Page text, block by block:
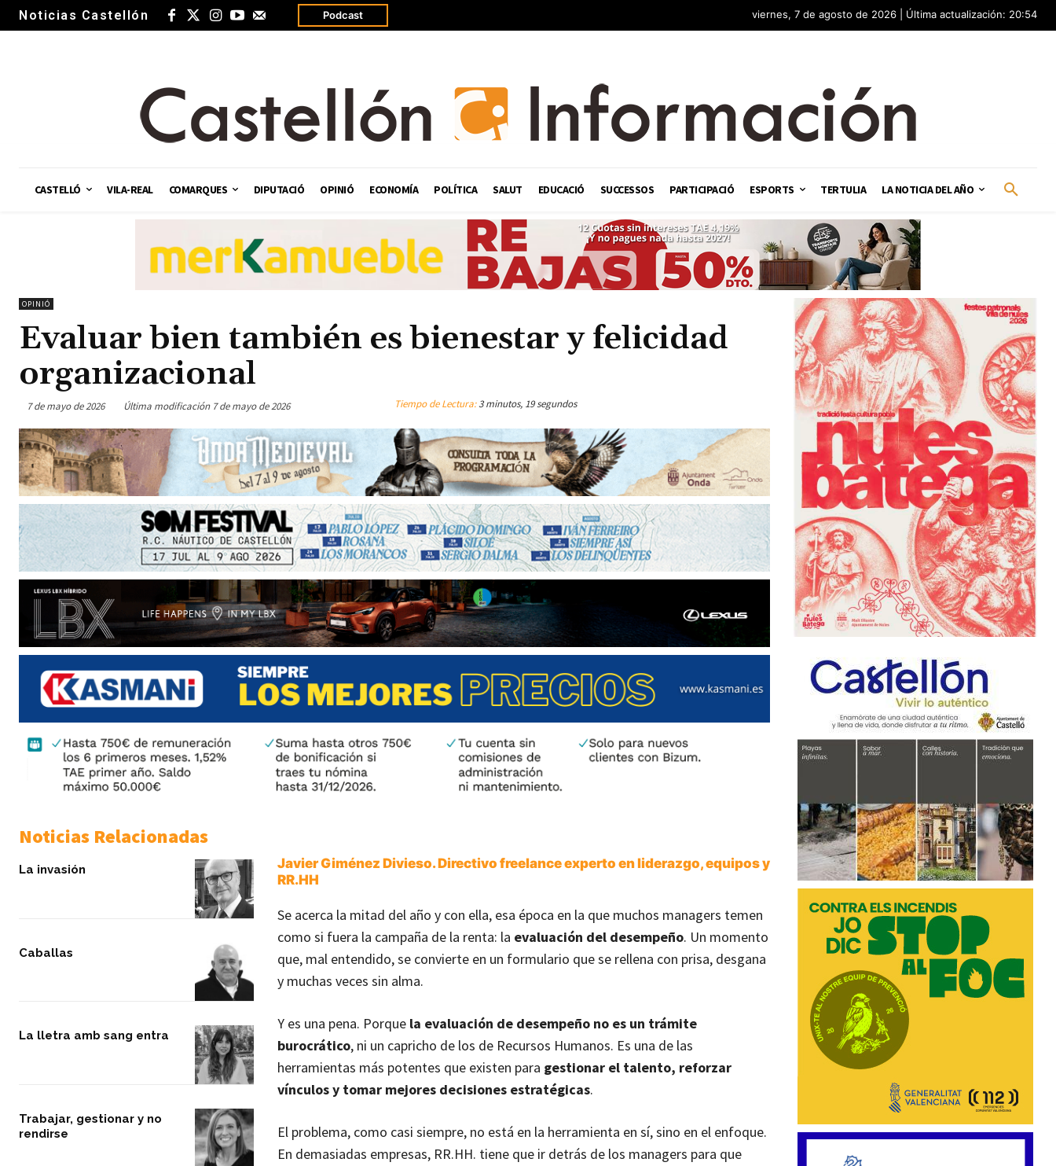
Noticias Castellón Podcast viernes, 7 de agosto de 2026 | Última actualización: 20:54
CASTELLÓ VILA-REAL COMARQUES DIPUTACIÓ OPINIÓ ECONOMÍA POLÍTICA SALUT EDUCACIÓ SUCCESSOS PARTICIPACIÓ ESPORTS TERTULIA LA NOTICIA DEL AÑO
OPINIÓ
Evaluar bien también es bienestar y felicidad
organizacional
7 de mayo de 2026 Última modificación 7 de mayo de 2026 Tiempo de Lectura:3 minutos, 19 segundos
Noticias Relacionadas
La invasión
Caballas
La lletra amb sang entra
Trabajar, gestionar y no
rendirse
Javier Giménez Divieso. Directivo freelance experto en liderazgo, equipos y
RR.HH
Se acerca la mitad del año y con ella, esa época en la que muchos managers temen
como si fuera la campaña de la renta: la evaluación del desempeño. Un momento
que, mal entendido, se convierte en un formulario que se rellena con prisa, desgana
y muchas veces sin alma.
Y es una pena. Porque la evaluación de desempeño no es un trámite
burocrático, ni un capricho de los de Recursos Humanos. Es una de las
herramientas más potentes que existen para gestionar el talento, reforzar
vínculos y tomar mejores decisiones estratégicas.
El problema, como casi siempre, no está en la herramienta en sí, sino en el enfoque.
En demasiadas empresas, RR.HH. tiene que ir detrás de los managers para que